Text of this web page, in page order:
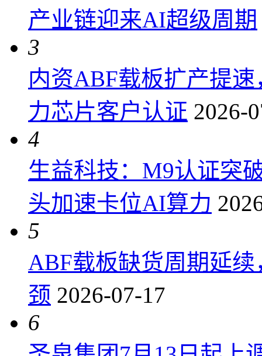
产业链迎来AI超级周期
3
内资ABF载板扩产提
力芯片客户认证 2026-
4
生益科技：M9认证突
头加速卡位AI算力
5
ABF载板缺货周期延
颈 2026-07-17
6